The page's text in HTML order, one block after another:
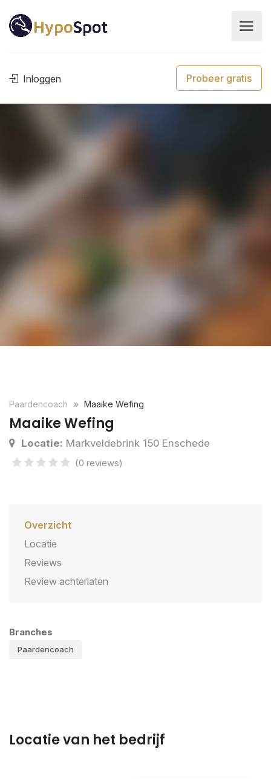
Inloggen Probeer gratis
Paardencoach Maaike Wefing
Maaike Wefing
Locatie: Markveldebrink 150 Enschede
(0 reviews)
Overzicht
Locatie
Reviews
Review achterlaten
Branches
Paardencoach
Locatie van het bedrijf